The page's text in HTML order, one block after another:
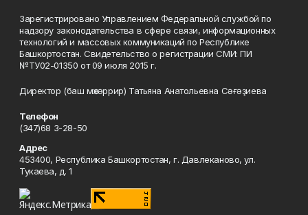
Зарегистрировано Управлением Федеральной службой по
надзору законодательства в сфере связи, информационных
технологий и массовых коммуникаций по Республике
Башкортостан. Свидетельство о регистрации СМИ: ПИ
№ТУ02-01350 от 09 июля 2015 г.
Директор (баш мөхәррир) Татьяна Анатольевна Сәғәҙиева
Телефон
(347)68 3-28-50
Адрес
453400, Республика Башкортостан, г. Давлеканово, ул.
Тукаева, д. 1